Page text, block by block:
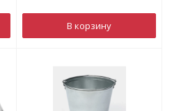
В корзину